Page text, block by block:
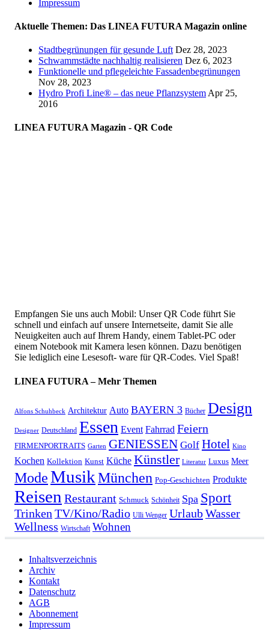
Impressum
Aktuelle Themen: Das LINEA FUTURA Magazin online
Stadtbegrünungen für gesunde Luft Dez 28, 2023
Schwammstädte nachhaltig realisieren Dez 6, 2023
Funktionelle und pflegeleichte Fassadenbegrünungen
Nov 28, 2023
Hydro Profi Line® – das neue Pflanzsystem Apr 25,
2016
LINEA FUTURA Magazin - QR Code
Empfangen Sie uns auch Mobil: Unser QR Code führt Sie
schnell und einfach auf unsere Internetseite, damit Sie alle
Neuigkeiten auch auf Ihrem Handy, einem Tablet-PC oder
einem Notebook mit Kamera lesen können. Dazu benötigen
Sie lediglich eine Lesesoft- ware für QR-Codes. Viel Spaß!
LINEA FUTURA – Mehr Themen
Alfons Schuhbeck Architektur Auto BAYERN 3 Bücher Design
Designer Deutschland Essen Event Fahrrad Feiern
FIRMENPORTRAITS Garten GENIESSEN Golf Hotel Kino
Kochen Kollektion Kunst Küche Künstler Literatur Luxus Meer
ModeMusikMünchen Pop-Geschichten Produkte
Reisen Restaurant Schmuck Schönheit Spa Sport
Trinken TV/Kino/Radio Ulli Wenger UrlaubWasser
Wellness Wirtschaft Wohnen
Inhaltsverzeichnis
Archiv
Kontakt
Datenschutz
AGB
Abonnement
Impressum